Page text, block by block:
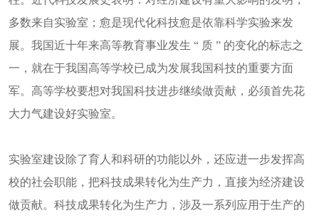
多数来自实验室；愈是现代化科技愈是依靠科学实验来发
展。我国近十年来高等教育事业发生 “ 质 ” 的变化的标志之
一，就在于我国高等学校已成为发展我国科技的重要方面
军。高等学校要想对我国科技进步继续做贡献，必须首先花
大力气建设好实验室。
实验室建设除了育人和科研的功能以外，还应进一步发挥高
校的社会职能，把科技成果转化为生产力，直接为经济建设
做贡献。科技成果转化为生产力，涉及一系列应用于生产的